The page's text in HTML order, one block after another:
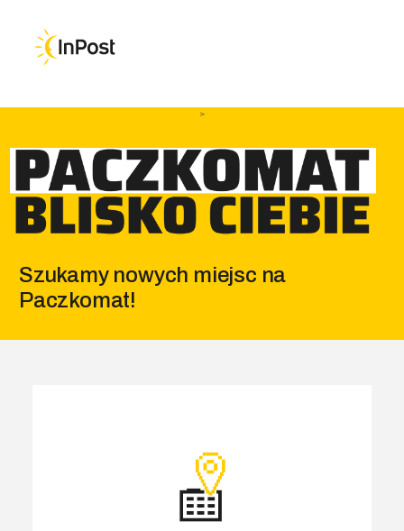
Przejdź do głównej nawigacji
Przejdź do treści
Przejdź do stopki
>
Szukamy nowych miejsc na
Paczkomat!